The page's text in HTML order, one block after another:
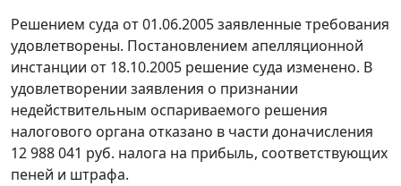
Решением суда от 01.06.2005 заявленные требования
удовлетворены. Постановлением апелляционной
инстанции от 18.10.2005 решение суда изменено. В
удовлетворении заявления о признании
недействительным оспариваемого решения
налогового органа отказано в части доначисления
12 988 041 руб. налога на прибыль, соответствующих
пеней и штрафа.